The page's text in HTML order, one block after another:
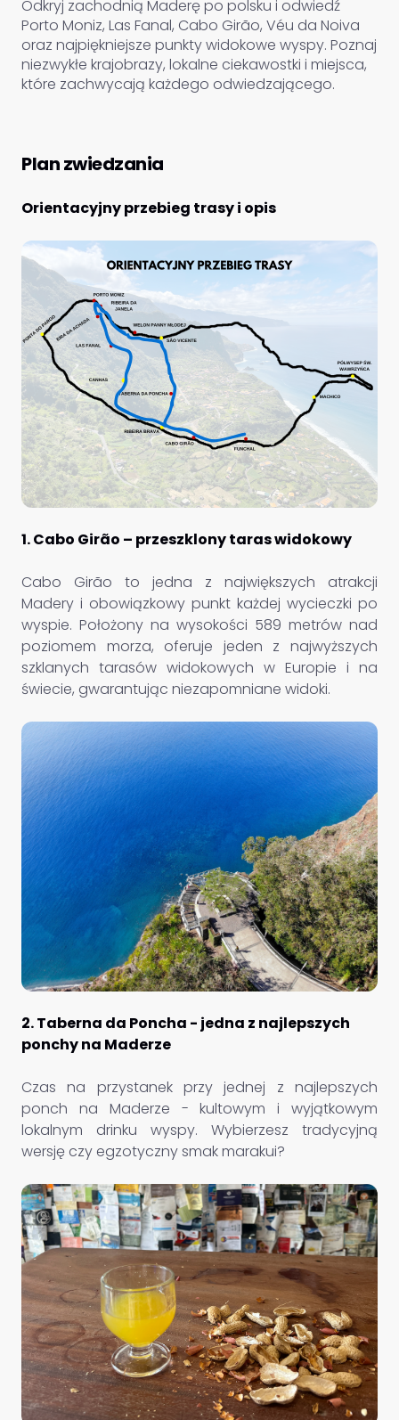
Odkryj zachodnią Maderę po polsku i odwiedź
Porto Moniz, Las Fanal, Cabo Girão, Véu da Noiva
oraz najpiękniejsze punkty widokowe wyspy. Poznaj
niezwykłe krajobrazy, lokalne ciekawostki i miejsca,
które zachwycają każdego odwiedzającego.
Plan zwiedzania
Orientacyjny przebieg trasy i opis
1. Cabo Girão – przeszklony taras widokowy
Cabo Girão to jedna z największych atrakcji
Madery i obowiązkowy punkt każdej wycieczki po
wyspie. Położony na wysokości 589 metrów nad
poziomem morza, oferuje jeden z najwyższych
szklanych tarasów widokowych w Europie i na
świecie, gwarantując niezapomniane widoki.
2. Taberna da Poncha - jedna z najlepszych
ponchy na Maderze
Czas na przystanek przy jednej z najlepszych
ponch na Maderze - kultowym i wyjątkowym
lokalnym drinku wyspy. Wybierzesz tradycyjną
wersję czy egzotyczny smak marakui?